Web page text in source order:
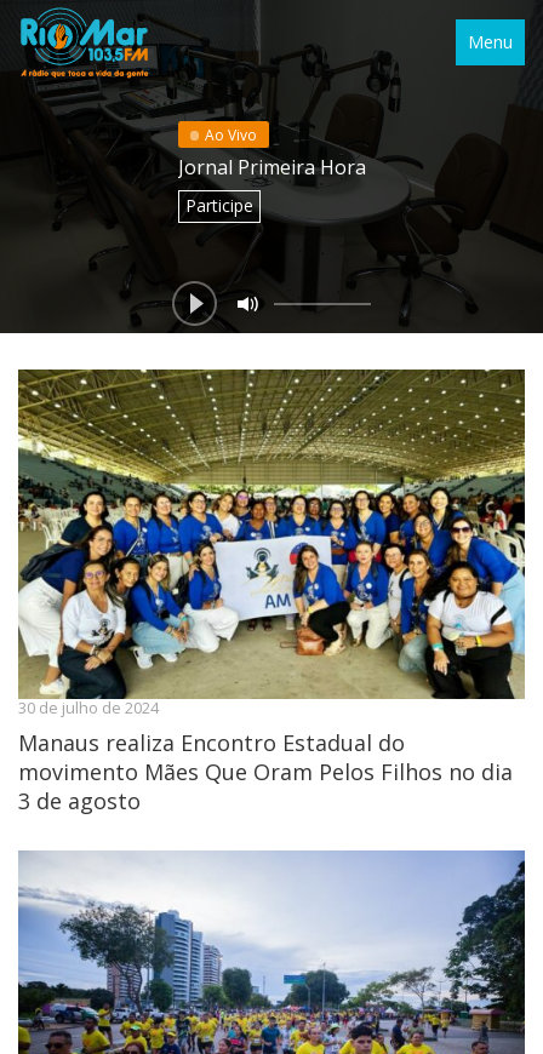
Menu
Ao Vivo
Jornal Primeira Hora
Participe
30 de julho de 2024
Manaus realiza Encontro Estadual do
movimento Mães Que Oram Pelos Filhos no dia
3 de agosto